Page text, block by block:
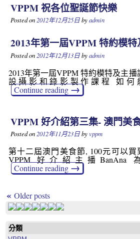
VPPM 祝各位聖誕節快樂
Posted on2012年12月25日byadmin
2013年第一屆VPPM 特約模
Posted on 2012年12月13日byadmin
2013年第一屆VPPM 特約模特及主
設攝影和錄影製作課程 如
Continue reading →
VPPM 好介紹第三集- 澳門美
Posted on2012年11月23日byvppm
第十二屆澳門美食節, 100元可以買
VPPM 好介紹主播
Continue reading →
« Older posts
分類